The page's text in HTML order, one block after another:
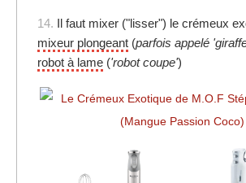
14. Il faut mixer ("lisser") le crémeux
mixeur plongeant (parfois appelé
robot à lame ('robot coupe')